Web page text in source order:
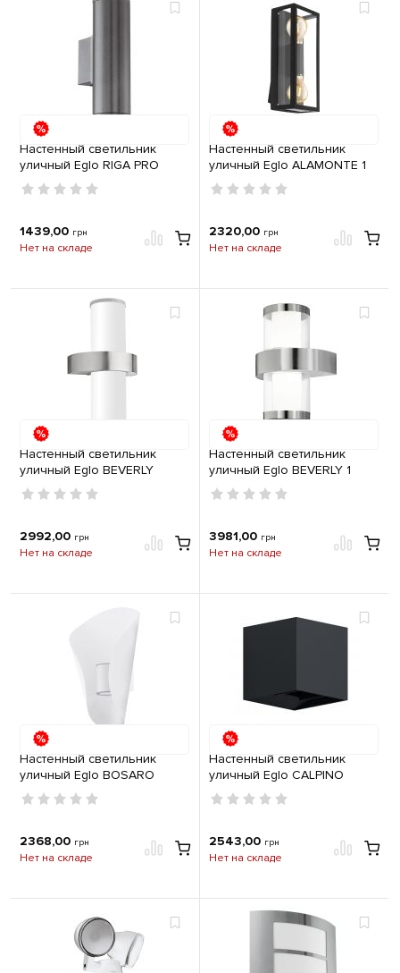
Настенный светильник
уличный Eglo RIGA PRO
2хGU10 IP44 антрацит
1439,00 грн
Нет на складе
Настенный светильник
уличный Eglo ALAMONTE 1
2хE27 IP44 черный
2320,00 грн
Нет на складе
Настенный светильник
уличный Eglo BEVERLY
2хE27 IP44 нержавеющая
сталь
2992,00 грн
Нет на складе
Настенный светильник
уличный Eglo BEVERLY 1
2х3,7W 3000K IP44
нержавеющая сталь
3981,00 грн
Нет на складе
Настенный светильник
уличный Eglo BOSARO
2х2,5W 3000K IP44 белый
2368,00 грн
Нет на складе
Настенный светильник
уличный Eglo CALPINO
2х3,3W 3000K IP54 антрацит
2543,00 грн
Нет на складе